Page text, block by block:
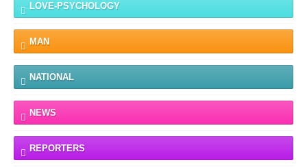
LOVE-PSYCHOLOGY
MAN
NATIONAL
NEWS
REPORTERS